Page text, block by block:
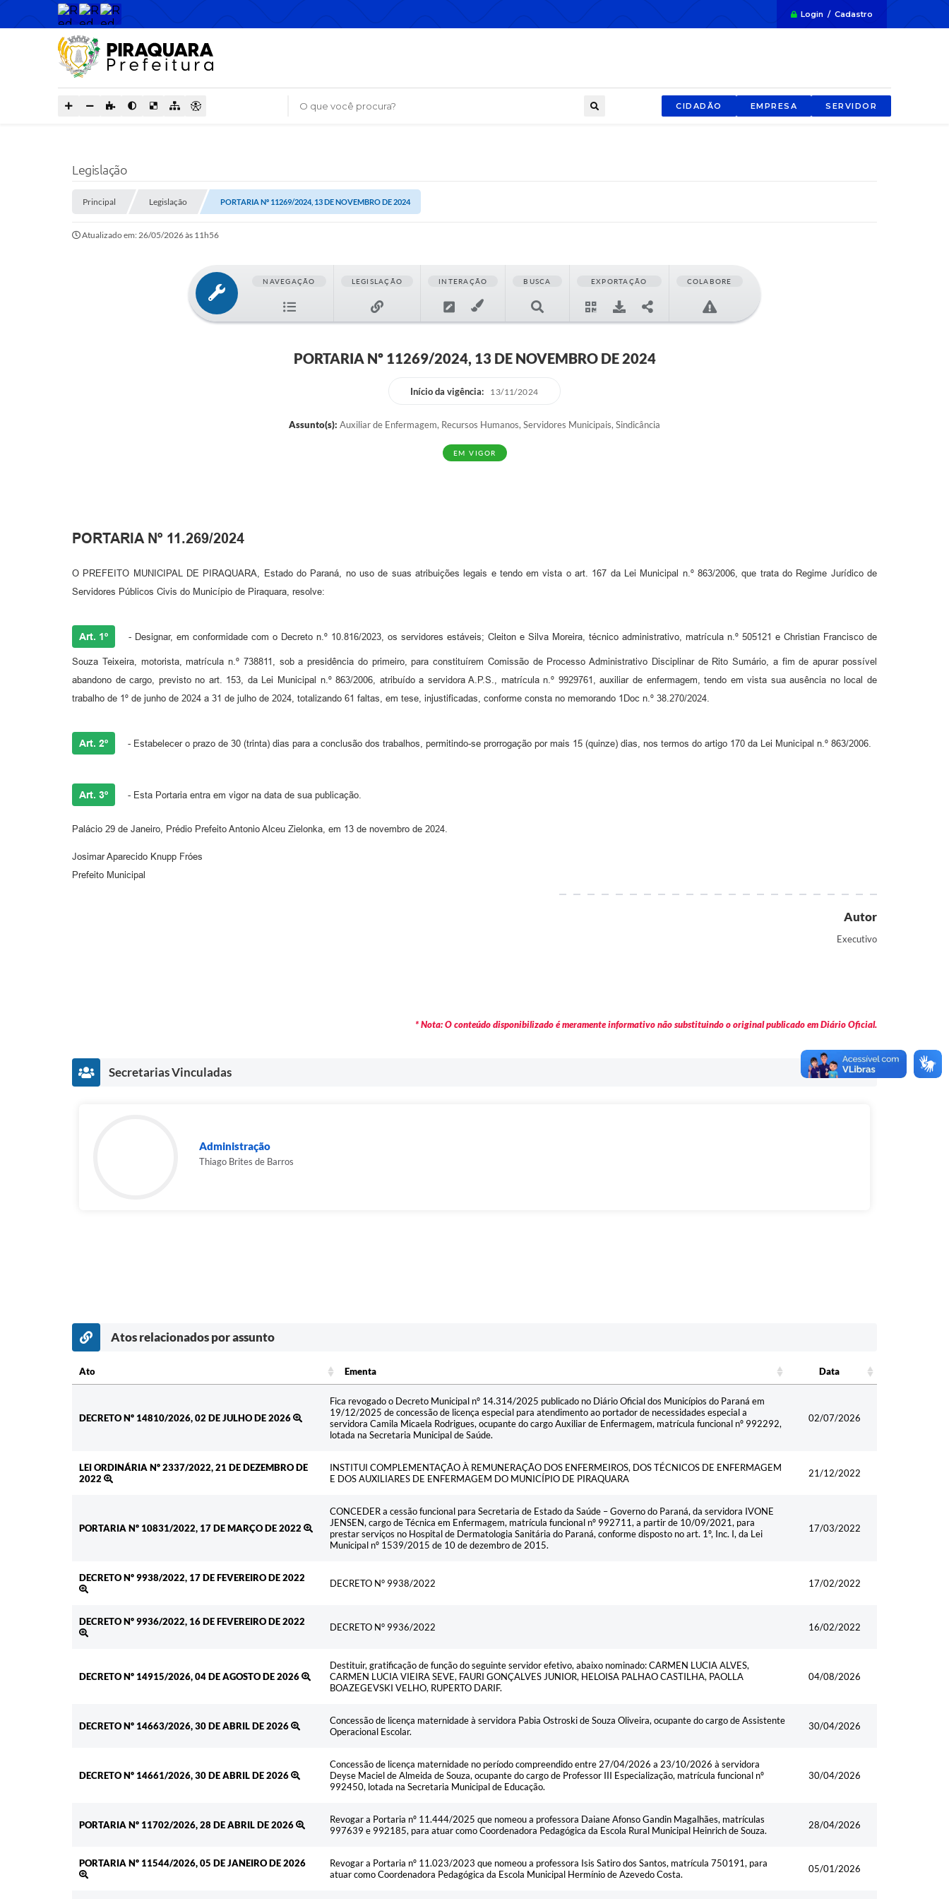
Login / Cadastro
O que você procura? CIDADÃO EMPRESA SERVIDOR
Legislação
Principal Legislação PORTARIA Nº 11269/2024, 13 DE NOVEMBRO DE 2024
Atualizado em: 26/05/2026 às 11h56
NAVEGAÇÃO LEGISLAÇÃO INTERAÇÃO BUSCA EXPORTAÇÃO COLABORE
PORTARIA Nº 11269/2024, 13 DE NOVEMBRO DE 2024
Início da vigência: 13/11/2024
Assunto(s): Auxiliar de Enfermagem, Recursos Humanos, Servidores Municipais, Sindicância
EM VIGOR
PORTARIA Nº 11.269/2024
O PREFEITO MUNICIPAL DE PIRAQUARA, Estado do Paraná, no uso de suas atribuições legais e tendo em vista o art. 167 da Lei Municipal n.º 863/2006, que trata do Regime Jurídico de
Servidores Públicos Civis do Município de Piraquara, resolve:
Art. 1º - Designar, em conformidade com o Decreto n.º 10.816/2023, os servidores estáveis; Cleiton e Silva Moreira, técnico administrativo, matrícula n.º 505121 e Christian Francisco de
Souza Teixeira, motorista, matrícula n.º 738811, sob a presidência do primeiro, para constituírem Comissão de Processo Administrativo Disciplinar de Rito Sumário, a fim de apurar possível
abandono de cargo, previsto no art. 153, da Lei Municipal n.º 863/2006, atribuído a servidora A.P.S., matrícula n.º 9929761, auxiliar de enfermagem, tendo em vista sua ausência no local de
trabalho de 1º de junho de 2024 a 31 de julho de 2024, totalizando 61 faltas, em tese, injustificadas, conforme consta no memorando 1Doc n.º 38.270/2024.
Art. 2º - Estabelecer o prazo de 30 (trinta) dias para a conclusão dos trabalhos, permitindo-se prorrogação por mais 15 (quinze) dias, nos termos do artigo 170 da Lei Municipal n.º 863/2006.
Art. 3º - Esta Portaria entra em vigor na data de sua publicação.
Palácio 29 de Janeiro, Prédio Prefeito Antonio Alceu Zielonka, em 13 de novembro de 2024.
Josimar Aparecido Knupp Fróes
Prefeito Municipal
Autor
Executivo
* Nota: O conteúdo disponibilizado é meramente informativo não substituindo o original publicado em Diário Oficial.
Secretarias Vinculadas
Administração
Thiago Brites de Barros
Atos relacionados por assunto
Ato Ementa
Data
DECRETO Nº 14810/2026, 02 DE JULHO DE 2026
Fica revogado o Decreto Municipal nº 14.314/2025 publicado no Diário Oficial dos Municípios do Paraná em
19/12/2025 de concessão de licença especial para atendimento ao portador de necessidades especial a
servidora Camila Micaela Rodrigues, ocupante do cargo Auxiliar de Enfermagem, matrícula funcional nº 992292,
lotada na Secretaria Municipal de Saúde.
02/07/2026
LEI ORDINÁRIA Nº 2337/2022, 21 DE DEZEMBRO DE
2022
INSTITUI COMPLEMENTAÇÃO À REMUNERAÇÃO DOS ENFERMEIROS, DOS TÉCNICOS DE ENFERMAGEM
E DOS AUXILIARES DE ENFERMAGEM DO MUNICÍPIO DE PIRAQUARA
21/12/2022
PORTARIA Nº 10831/2022, 17 DE MARÇO DE 2022
CONCEDER a cessão funcional para Secretaria de Estado da Saúde – Governo do Paraná, da servidora IVONE
JENSEN, cargo de Técnica em Enfermagem, matrícula funcional nº 992711, a partir de 10/09/2021, para
prestar serviços no Hospital de Dermatologia Sanitária do Paraná, conforme disposto no art. 1º, Inc. I, da Lei
Municipal nº 1539/2015 de 10 de dezembro de 2015.
17/03/2022
DECRETO Nº 9938/2022, 17 DE FEVEREIRO DE 2022 DECRETO N° 9938/2022 17/02/2022
DECRETO Nº 9936/2022, 16 DE FEVEREIRO DE 2022 DECRETO N° 9936/2022 16/02/2022
DECRETO Nº 14915/2026, 04 DE AGOSTO DE 2026
Destituir, gratificação de função do seguinte servidor efetivo, abaixo nominado: CARMEN LUCIA ALVES,
CARMEN LUCIA VIEIRA SEVE, FAURI GONÇALVES JUNIOR, HELOISA PALHAO CASTILHA, PAOLLA
BOAZEGEVSKI VELHO, RUPERTO DARIF.
04/08/2026
DECRETO Nº 14663/2026, 30 DE ABRIL DE 2026
Concessão de licença maternidade à servidora Pabia Ostroski de Souza Oliveira, ocupante do cargo de Assistente
Operacional Escolar.
30/04/2026
DECRETO Nº 14661/2026, 30 DE ABRIL DE 2026
Concessão de licença maternidade no período compreendido entre 27/04/2026 a 23/10/2026 à servidora
Deyse Maciel de Almeida de Souza, ocupante do cargo de Professor III Especialização, matrícula funcional nº
992450, lotada na Secretaria Municipal de Educação.
30/04/2026
PORTARIA Nº 11702/2026, 28 DE ABRIL DE 2026
Revogar a Portaria nº 11.444/2025 que nomeou a professora Daiane Afonso Gandin Magalhães, matrículas
997639 e 992185, para atuar como Coordenadora Pedagógica da Escola Rural Municipal Heinrich de Souza.
28/04/2026
PORTARIA Nº 11544/2026, 05 DE JANEIRO DE 2026
Revogar a Portaria nº 11.023/2023 que nomeou a professora Isis Satiro dos Santos, matrícula 750191, para
atuar como Coordenadora Pedagógica da Escola Municipal Hermínio de Azevedo Costa.
05/01/2026